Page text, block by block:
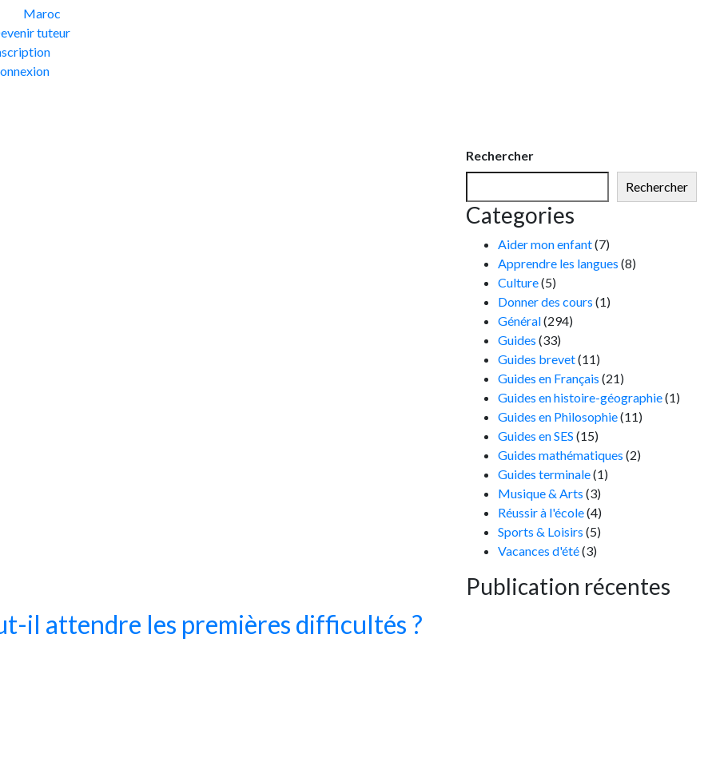
Maroc
tuteur
il attendre les premières difficultés ?
Rechercher
Rechercher
Categories
Aider mon enfant(7)
Apprendre les langues (8)
Culture(5)
Donner des cours (1)
Général(294)
Guides (33)
Guides brevet(11)
Guides en Français (21)
Guides en histoire-géographie(1)
Guides en Philosophie(11)
Guides en SES (15)
Guides mathématiques (2)
Guides terminale(1)
Musique & Arts (3)
Réussir à l'école(4)
Sports & Loisirs (5)
Vacances d'été(3)
Publication récentes